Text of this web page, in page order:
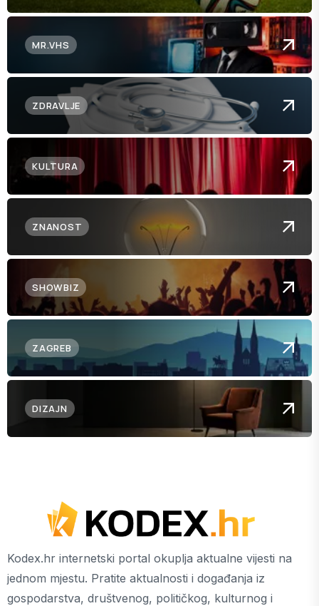
MR.VHS
ZDRAVLJE
KULTURA
ZNANOST
SHOWBIZ
ZAGREB
DIZAJN
Kodex.hr internetski portal okuplja aktualne vijesti na
jednom mjestu. Pratite aktualnosti i događanja iz
gospodarstva, društvenog, političkog, kulturnog i